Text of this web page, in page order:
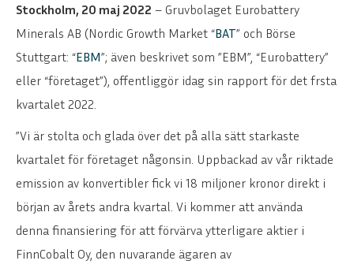
Stockholm, 20 maj 2022 – Gruvbolaget Eurobattery
Minerals AB (Nordic Growth Market “BAT” och Börse
Stuttgart: “EBM”; även beskrivet som ”EBM”, “Eurobattery”
eller “företaget”), offentliggör idag sin rapport för det frsta
kvartalet 2022.
”Vi är stolta och glada över det på alla sätt starkaste
kvartalet för företaget någonsin. Uppbackad av vår riktade
emission av konvertibler fick vi 18 miljoner kronor direkt i
början av årets andra kvartal. Vi kommer att använda
denna finansiering för att förvärva ytterligare aktier i
FinnCobalt Oy, den nuvarande ägaren av